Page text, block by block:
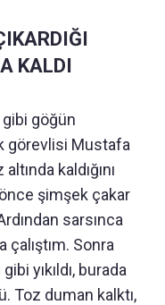
KALDI
gibi göğün
görevlisi Mustafa
kaldığını
şimşek çakar
sarsınca
çalıştım. Sonra
yıkıldı, burada
Toz duman kalktı,